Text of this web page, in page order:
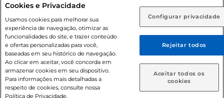
Rio de Janeiro (RJ) Goiás (GO)
Ou
Caso queira comprar online, informe como deseja receber
suas compras:
Entrega em casa Retire em Loja
prévio. O valor mínimo para as compras on-line é de R$
80,00.
© 2026 Copyright. Todos os direitos
reservados Prezunic.
Cookies e Privacidade
Usamos cookies para melhorar sua
experiência de navegação, otimizar as
funcionalidades do site, e trazer conteúdo
e ofertas personalizadas para você,
baseadas em seu histórico de navegação.
Ao clicar em aceitar, você concorda em
armazenar cookies em seu dispositivo.
Para informações mais detalhadas a
respeito de cookies, consulte nossa
Política de Privacidade.
Configurar privacidade
Rejeitar todos
Aceitar todos os
cookies